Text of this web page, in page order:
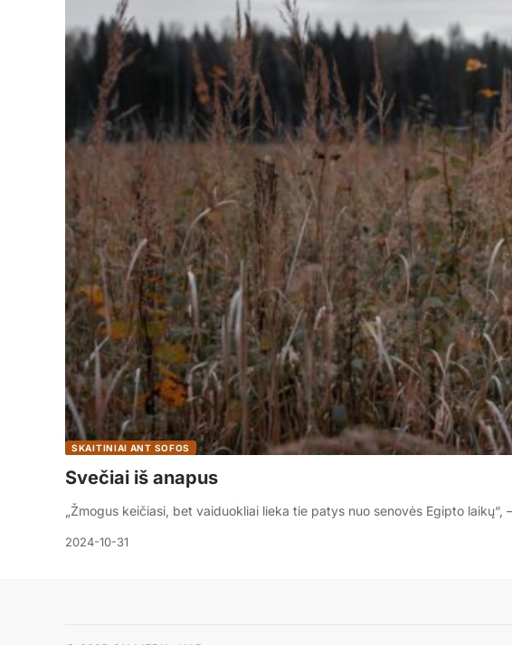
SKAITINIAI ANT SOFOS
Svečiai iš anapus
„Žmogus keičiasi, bet vaiduokliai lieka tie patys nuo senovės Egipto laikų“,
2024-10-31